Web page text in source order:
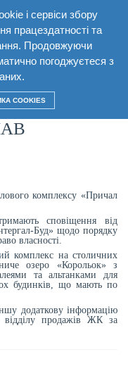
і сервіси збору
працездатності та
Продовжуючи
погоджуєтеся з
COOKIES
UA
ПОШТОВУ АДРЕСУ
комплексу «Причал
сповіщення від
Буд» щодо порядку
власності.
комплекс на столичних
озеро «Корольок» з
та альтанками для
будинків, що мають по
додаткову інформацію
відділу продажів ЖК за